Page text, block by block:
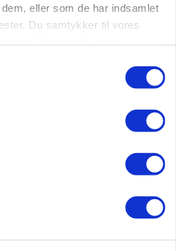
eller som de har indsamlet
Du samtykker til vores
Danish Crowns pris en